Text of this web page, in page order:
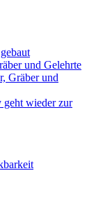
und Gelehrte
Gräber und
wieder zur